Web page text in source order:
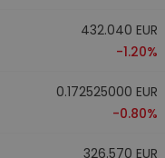
432.040 EUR
-1.20%
0.172525000 EUR
-0.80%
326.570 EUR